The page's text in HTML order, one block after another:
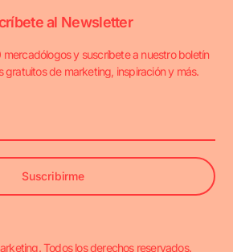
al Newsletter
y suscríbete a nuestro boletín
gratuitos de marketing, inspiración y más.
Suscribirme
Todos los derechos reservados.